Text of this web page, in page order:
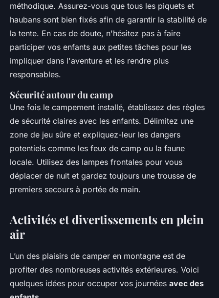
méthodique. Assurez-vous que tous les piquets et
haubans sont bien fixés afin de garantir la stabilité de
la tente. En cas de doute, n'hésitez pas à faire
participer vos enfants aux petites tâches pour les
impliquer dans l'aventure et les rendre plus
responsables.
Sécurité autour du camp
Une fois le campement installé, établissez des règles
de sécurité claires avec les enfants. Délimitez une
zone de jeu sûre et expliquez-leur les dangers
potentiels comme les feux de camp ou la faune
locale. Utilisez des lampes frontales pour vous
déplacer de nuit et gardez toujours une trousse de
premiers secours à portée de main.
Activités et divertissements en plein
air
L’un des plaisirs de camper en montagne est de
profiter des nombreuses activités extérieures. Voici
quelques idées pour occuper vos journées avec des